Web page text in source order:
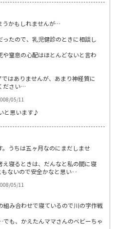
うかもしれませんが…
ったので、乳児健診のときに相談し
窒息の心配はほとんどないと言わ
はありませんが、あまり神経質に
ださい…
05/11
と思います♪
うちは五ヶ月なのにまだしませ
寝るときは、だんなと私の間に寝
もないので安全かなと思い‥
05/11
組み合わせで寝ているので川の字作戦
も、かえたんママさんのベビーちゃ